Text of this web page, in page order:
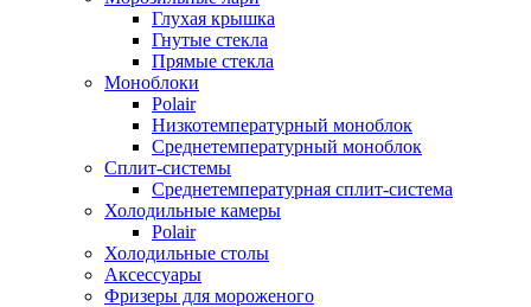
Глухая крышка
Гнутые стекла
Прямые стекла
Моноблоки
Polair
Низкотемпературный моноблок
Среднетемпературный моноблок
Сплит-системы
Среднетемпературная сплит-система
Холодильные камеры
Polair
Холодильные столы
Аксессуары
Фризеры для мороженого